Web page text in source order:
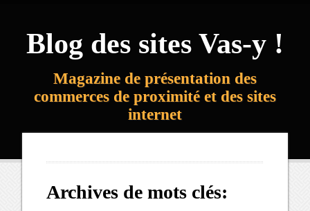
Blog des sites Vas-y !
Magazine de présentation des
commerces de proximité et des sites
internet
Archives de mots clés: